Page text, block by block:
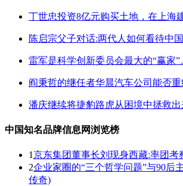
丁世忠投资8亿元购买土地，在上海
陈启宗父子对话:两代人如何看待中
雷军是科学创新委员会最大的“赢家”
阎秉哲的继任者华晨汽车公司能否重
潘庆继续将捷豹路虎从困境中拯救出
中国知名品牌信息网浏览榜
1京东集团董事长刘现身西藏:率团考
2企业家圈的“三个哲学问题”与90后
传奇)